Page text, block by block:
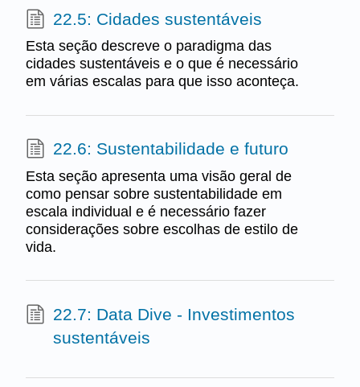
22.5: Cidades sustentáveis
Esta seção descreve o paradigma das
cidades sustentáveis e o que é necessário
em várias escalas para que isso aconteça.
22.6: Sustentabilidade e futuro
Esta seção apresenta uma visão geral de
como pensar sobre sustentabilidade em
escala individual e é necessário fazer
considerações sobre escolhas de estilo de
vida.
22.7: Data Dive - Investimentos
sustentáveis